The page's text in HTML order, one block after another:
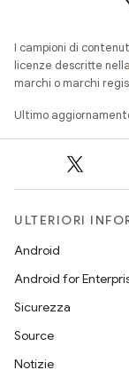
I campioni di
licenze descritte nella
marchi o marchi
Ultimo
ULTERIORI
Android
Android for
Sicurezza
Source
Notizie